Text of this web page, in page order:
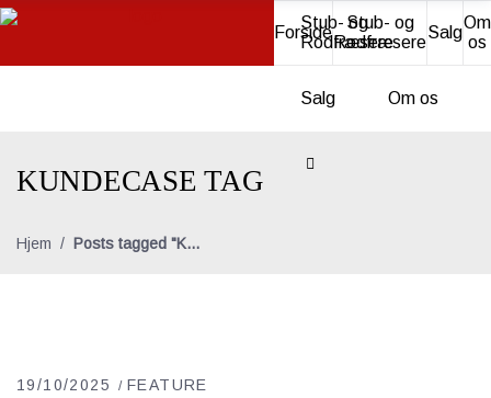
Forside
Stub- og
Rodfræsere
Salg
Om
os
Stub- og
Rodfræsere
Salg Om os
KUNDECASE TAG
Hjem / Posts tagged "Kundecase"
19/10/2025 FEATURE